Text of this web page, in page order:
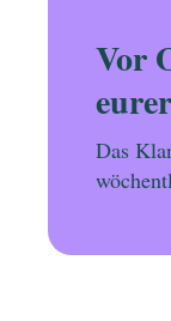
Vor
Das